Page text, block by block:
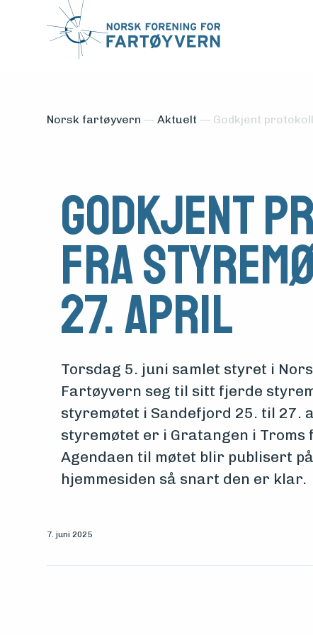
Medlemsfartøy
Søk
midler
Vern,
vedlikehold
drift
foreningen
Aktuelt
Norsk fartøyvern — Aktuelt — Godkjent
Godkjent
fra
27. april
Torsdag 5. juni samlet styret i
Fartøyvern seg til sitt fjerde
styremøtet i Sandefjord 25. til 27.
styremøtet er i Gratangen i Troms
Agendaen til møtet blir publisert
hjemmesiden så snart den er klar.
7. juni 2025